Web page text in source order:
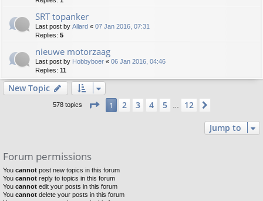
SRT topanker
Last post by Allard « 07 Jan 2016, 07:31
Replies: 5
nieuwe motorzaag
Last post by Hobbyboer « 06 Jan 2016, 04:46
Replies: 11
New Topic
578 topics Page 1of12
1 2 3 4 5 12
Jump to
Forum permissions
You cannot post new topics in this forum
You cannot reply to topics in this forum
You cannot edit your posts in this forum
You cannot delete your posts in this forum